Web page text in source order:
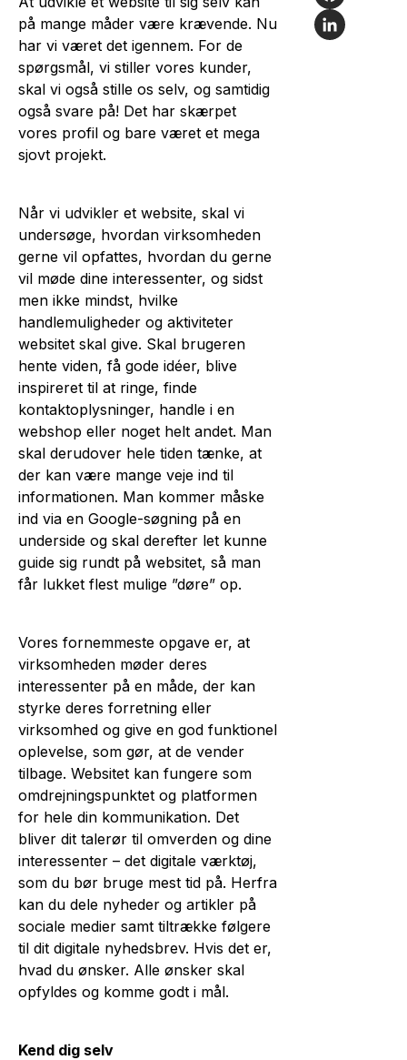
på mange måder være krævende. Nu
har vi været det igennem. For de
spørgsmål, vi stiller vores kunder,
skal vi også stille os selv, og samtidig
også svare på! Det har skærpet
vores profil og bare været et mega
sjovt projekt.
Når vi udvikler et website, skal vi
undersøge, hvordan virksomheden
gerne vil opfattes, hvordan du gerne
vil møde dine interessenter, og sidst
men ikke mindst, hvilke
handlemuligheder og aktiviteter
websitet skal give. Skal brugeren
hente viden, få gode idéer, blive
inspireret til at ringe, finde
kontaktoplysninger, handle i en
webshop eller noget helt andet. Man
skal derudover hele tiden tænke, at
der kan være mange veje ind til
informationen. Man kommer måske
ind via en Google-søgning på en
underside og skal derefter let kunne
guide sig rundt på websitet, så man
får lukket flest mulige ”døre” op.
Vores fornemmeste opgave er, at
virksomheden møder deres
interessenter på en måde, der kan
styrke deres forretning eller
virksomhed og give en god funktionel
oplevelse, som gør, at de vender
tilbage. Websitet kan fungere som
omdrejningspunktet og platformen
for hele din kommunikation. Det
bliver dit talerør til omverden og dine
interessenter – det digitale værktøj,
som du bør bruge mest tid på. Herfra
kan du dele nyheder og artikler på
sociale medier samt tiltrække følgere
til dit digitale nyhedsbrev. Hvis det er,
hvad du ønsker. Alle ønsker skal
opfyldes og komme godt i mål.
Kend dig selv
Facebook